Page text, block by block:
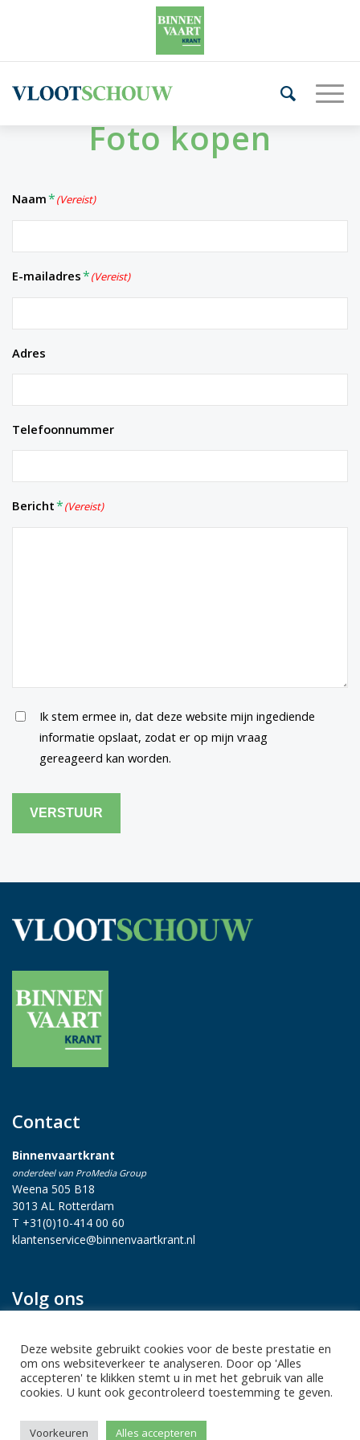
Foto kopen
Naam (Vereist)
E-mailadres (Vereist)
Adres
Telefoonnummer
Bericht (Vereist)
Untitled
Ik stem ermee in, dat deze website mijn ingediende
informatie opslaat, zodat er op mijn vraag
gereageerd kan worden.
CAPTCHA
Contact
Binnenvaartkrant
onderdeel van ProMedia Group
Weena 505 B18
3013 AL Rotterdam
T +31(0)10-414 00 60
klantenservice@binnenvaartkrant.nl
Volg ons
Privacy statement|Sitemap|Disclaimer
Deze website gebruikt cookies voor de beste prestatie en
om ons websiteverkeer te analyseren. Door op 'Alles
accepteren' te klikken stemt u in met het gebruik van alle
cookies. U kunt ook gecontroleerd toestemming te geven.
Voorkeuren Alles accepteren